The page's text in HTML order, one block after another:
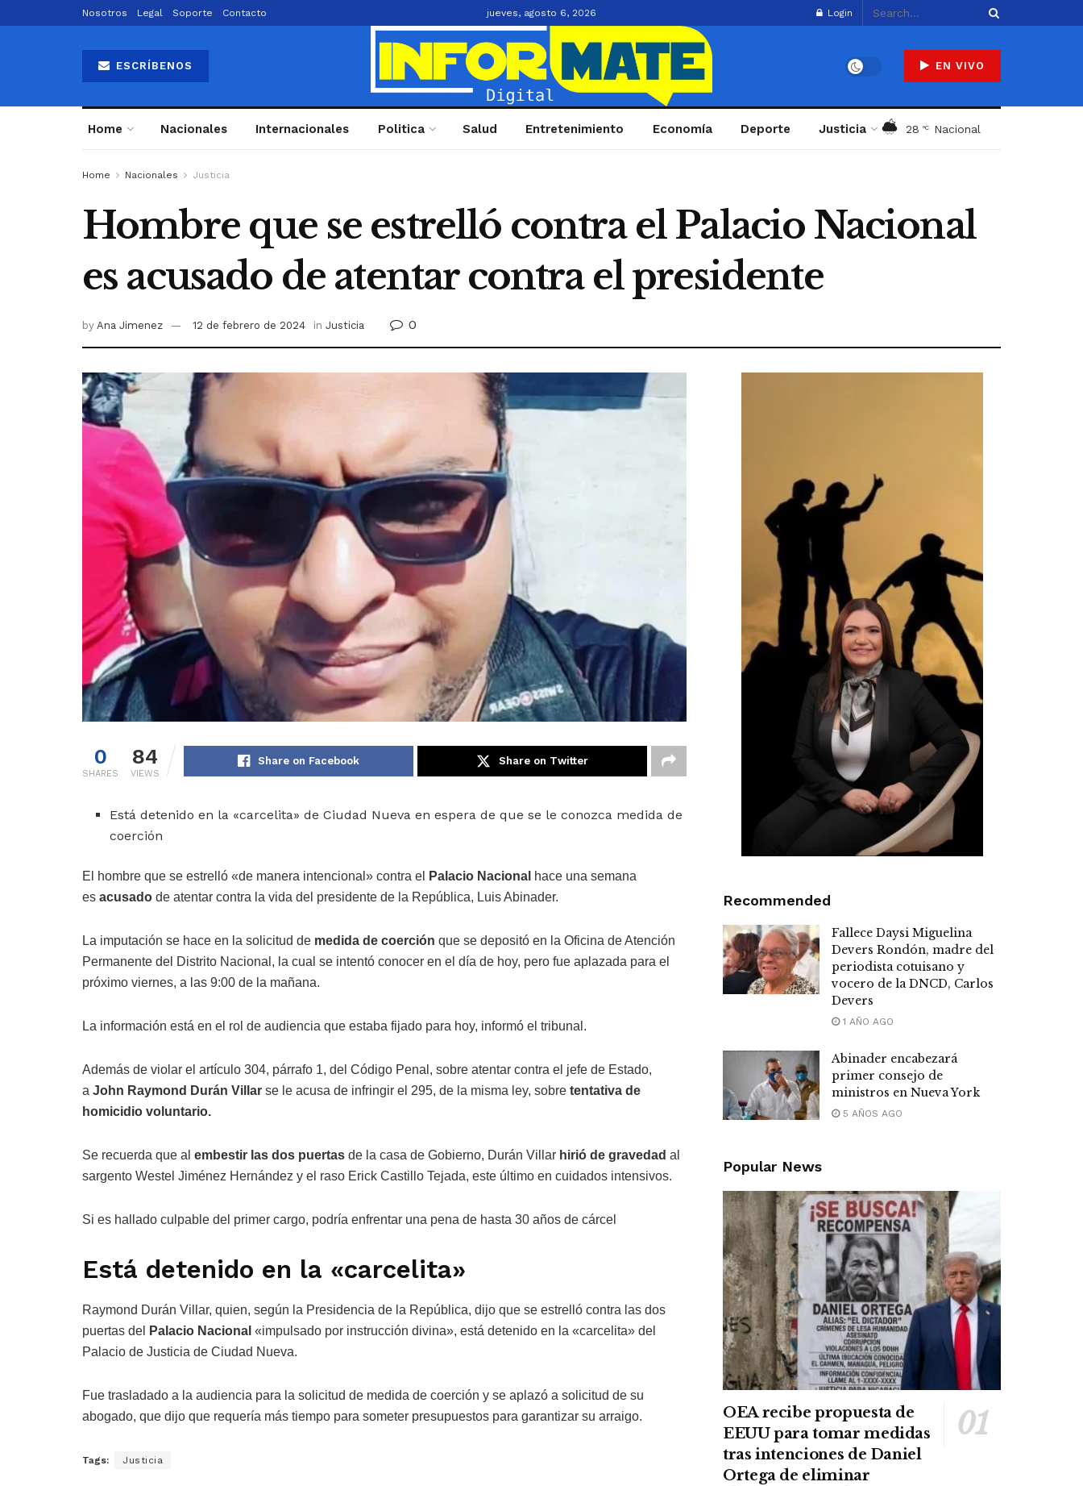
Nosotros Legal Soporte Contacto jueves, agosto 6, 2026 Login
ESCRÍBENOS EN VIVO
Home Nacionales Internacionales Politica Salud Entretenimiento Economía Deporte Justicia 28 °C Nacional
Home Nacionales Justicia
Hombre que se estrelló contra el Palacio Nacional
es acusado de atentar contra el presidente
by Ana Jimenez 12 de febrero de 2024 in Justicia 0
0
SHARES
84
VIEWS
Share on Facebook Share on Twitter
Está detenido en la «carcelita» de Ciudad Nueva en espera de que se le conozca medida de
coerción
El hombre que se estrelló «de manera intencional» contra el Palacio Nacional hace una semana
es acusado de atentar contra la vida del presidente de la República, Luis Abinader.
La imputación se hace en la solicitud de medida de coerción que se depositó en la Oficina de Atención
Permanente del Distrito Nacional, la cual se intentó conocer en el día de hoy, pero fue aplazada para el
próximo viernes, a las 9:00 de la mañana.
La información está en el rol de audiencia que estaba fijado para hoy, informó el tribunal.
Además de violar el artículo 304, párrafo 1, del Código Penal, sobre atentar contra el jefe de Estado,
a John Raymond Durán Villar se le acusa de infringir el 295, de la misma ley, sobre tentativa de
homicidio voluntario.
Se recuerda que al embestir las dos puertas de la casa de Gobierno, Durán Villar hirió de gravedad al
sargento Westel Jiménez Hernández y el raso Erick Castillo Tejada, este último en cuidados intensivos.
Si es hallado culpable del primer cargo, podría enfrentar una pena de hasta 30 años de cárcel
Está detenido en la «carcelita»
Raymond Durán Villar, quien, según la Presidencia de la República, dijo que se estrelló contra las dos
puertas del
Palacio Nacional «impulsado por instrucción divina», está detenido en la «carcelita» del
Palacio de Justicia de Ciudad Nueva.
Fue trasladado a la audiencia para la solicitud de medida de coerción y se aplazó a solicitud de su
abogado, que dijo que requería más tiempo para someter presupuestos para garantizar su arraigo.
Tags: Justicia
Recommended
Fallece Daysi Miguelina
Devers Rondón, madre del
periodista cotuisano y
vocero de la DNCD, Carlos
Devers
1 AÑO AGO
Abinader encabezará
primer consejo de
ministros en Nueva York
5 AÑOS AGO
Popular News
OEA recibe propuesta de
EEUU para tomar medidas
tras intenciones de Daniel
Ortega de eliminar